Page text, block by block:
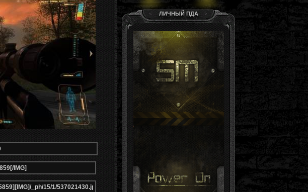
ЛИЧНЫЙ ПДА
Гость, ты здесь -й день
Группа: Гости